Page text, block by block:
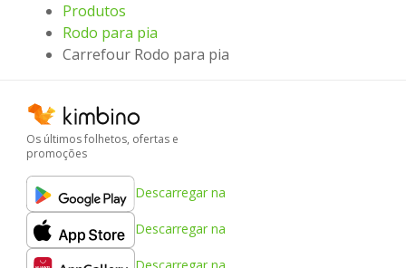
Produtos
Rodo para pia
Carrefour Rodo para pia
Os últimos folhetos, ofertas e
promoções
Descarregar na
Descarregar na
Descarregar na